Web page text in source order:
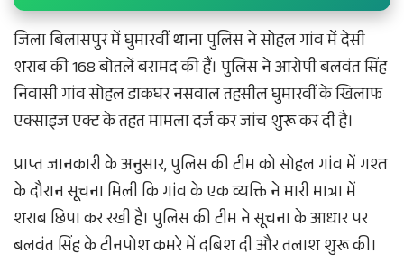
जिला बिलासपुर में घुमारवीं थाना पुलिस ने सोहल गांव में देसी
शराब की 168 बोतलें बरामद की हैं। पुलिस ने आरोपी बलवंत सिंह
निवासी गांव सोहल डाकघर नसवाल तहसील घुमारवीं के खिलाफ
एक्साइज एक्ट के तहत मामला दर्ज कर जांच शुरू कर दी है।
प्राप्त जानकारी के अनुसार, पुलिस की टीम को सोहल गांव में गश्त
के दौरान सूचना मिली कि गांव के एक व्यक्ति ने भारी मात्रा में
शराब छिपा कर रखी है। पुलिस की टीम ने सूचना के आधार पर
बलवंत सिंह के टीनपोश कमरे में दबिश दी और तलाश शुरू की।